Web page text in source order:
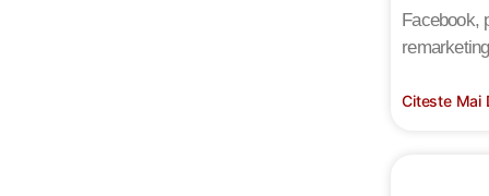
Facebook,
Citeste Mai